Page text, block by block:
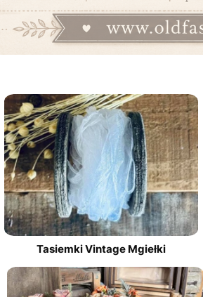
Tasiemki Vintage Mgiełki